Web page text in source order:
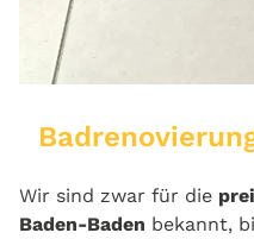
Wir sind zwar für die
Baden-Baden bekannt,